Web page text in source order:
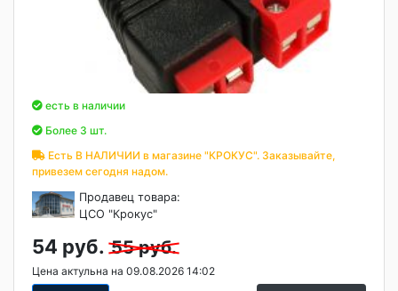
есть в наличии
Более 3 шт.
Есть В НАЛИЧИИ в магазине "КРОКУС". Заказывайте,
привезем сегодня надом.
Продавец товара:
ЦСО "Крокус"
54 руб. 55 руб.
Цена актульна на 09.08.2026 14:02